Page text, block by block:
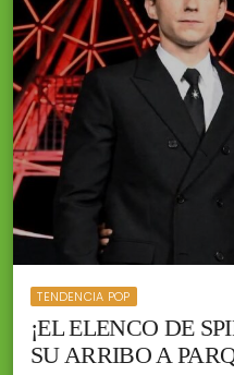
TENDENCIA POP
¡EL ELENCO DE
SU ARRIBO A